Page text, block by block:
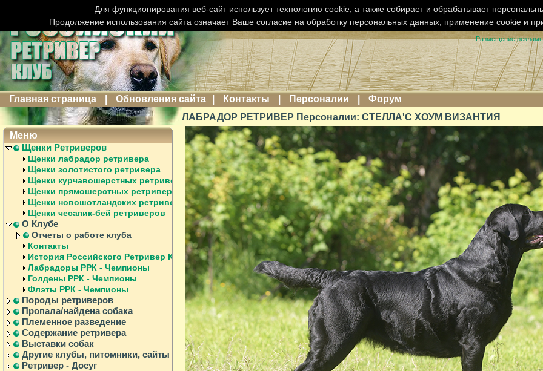
Размещение
Главная страница Обновления сайта Контакты Персоналии
Форум
ЛАБРАДОР РЕТРИВЕР Персоналии: СТЕЛЛА'С ХОУМ ВИЗАНТИЯ
Меню
Щенки Ретриверов
Щенки лабрадор ретривера
Щенки золотистого ретривера
Щенки курчавошерстных ретриверов
Щенки прямошерстных ретриверов
Щенки новошотландских ретриверов
Щенки чесапик-бей ретриверов
О Клубе
Отчеты о работе клуба
Контакты
История Российского Ретривер Клуба
Лабрадоры РРК - Чемпионы
Голдены РРК - Чемпионы
Флэты РРК - Чемпионы
Породы ретриверов
Пропала/найдена собака
Племенное разведение
Содержание ретривера
Выставки собак
Другие клубы, питомники, сайты
Ретривер - Досуг
Для функционирования веб-сайт использует технологию cookie, а также собирает и обрабатывает
Продолжение использования сайта означает Ваше согласие на обработку персональных данных, применение cookie и